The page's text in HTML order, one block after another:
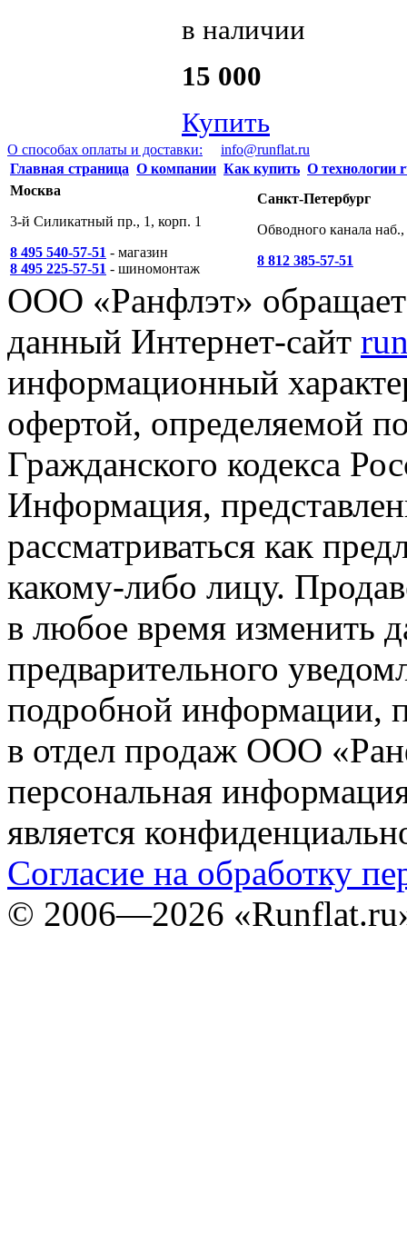
в наличии
15 000
Купить
О способах оплаты и доставки:
info@runflat.ru
Главная страница О компании Как купить О технологии
Москва
3-й Силикатный пр., 1, корп. 1
8 495 540-57-51 - магазин
8 495 225-57-51 - шиномонтаж
Санкт-Петербург
Обводного канала
8 812 385-57-51
ООО «Ранфлэт»
данный Интернет-сайт
информационный
офертой, определяемой
Гражданского кодекса
Информация,
рассматриваться как
какому-либо лицу.
в любое время изменить
предварительного
подробной информации,
в отдел продаж ООО
персональная
является
Согласие на обработку
© 2006—2026